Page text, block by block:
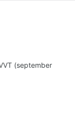
(september